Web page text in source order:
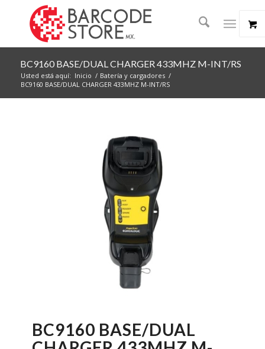
BC9160 BASE/DUAL CHARGER 433MHZ M-INT/RS
Usted está aquí: Inicio / Batería y cargadores /
BC9160 BASE/DUAL CHARGER 433MHZ M-INT/RS
BC9160 BASE/DUAL